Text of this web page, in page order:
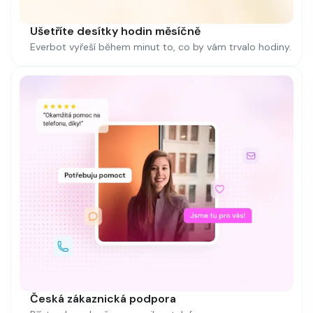
Ušetříte desítky hodin měsíčně
Everbot vyřeší během minut to, co by vám trvalo hodiny.
Česká zákaznická podpora